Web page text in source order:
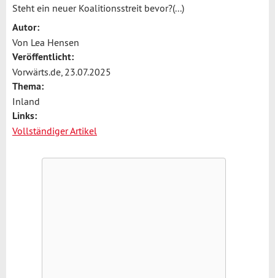
Steht ein neuer Koalitionsstreit bevor?(...)
Autor:
Von Lea Hensen
Veröffentlicht:
Vorwärts.de, 23.07.2025
Thema:
Inland
Links:
Vollständiger Artikel